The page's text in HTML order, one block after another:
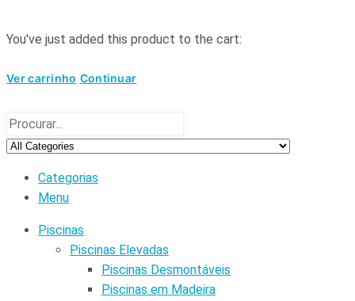
You've just added this product to the cart:
Ver carrinho Continuar
Categorias
Menu
Piscinas
Piscinas Elevadas
Piscinas Desmontáveis
Piscinas em Madeira